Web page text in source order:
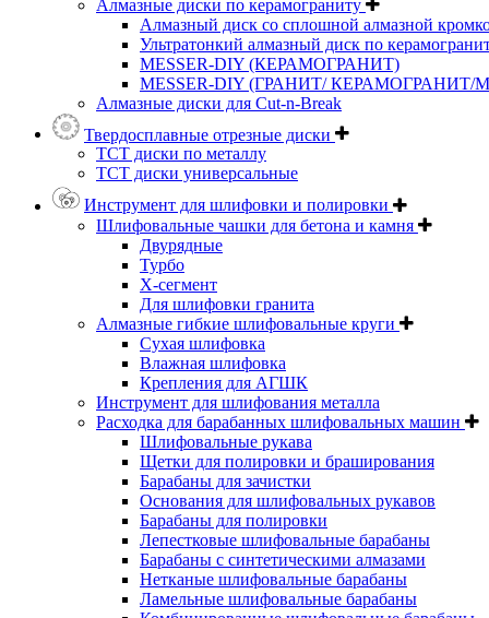
Алмазные диски по керамограниту
Алмазный диск со сплошной алмазной
Ультратонкий алмазный диск по
MESSER-DIY (КЕРАМОГРАНИТ)
MESSER-DIY (ГРАНИТ/ КЕРАМОГРАНИТ/
Алмазные диски для Cut-n-Break
Твердосплавные отрезные диски
ТСТ диски по металлу
ТСТ диски универсальные
Инструмент для шлифовки и полировки
Шлифовальные чашки для бетона и камня
Двурядные
Турбо
Х-сегмент
Для шлифовки гранита
Алмазные гибкие шлифовальные круги
Cухая шлифовка
Влажная шлифовка
Крепления для АГШК
Инструмент для шлифования металла
Расходка для барабанных шлифовальных машин
Шлифовальные рукава
Щетки для полировки и браширования
Барабаны для зачистки
Основания для шлифовальных рукавов
Барабаны для полировки
Лепестковые шлифовальные барабаны
Барабаны с синтетическими алмазами
Нетканые шлифовальные барабаны
Ламельные шлифовальные барабаны